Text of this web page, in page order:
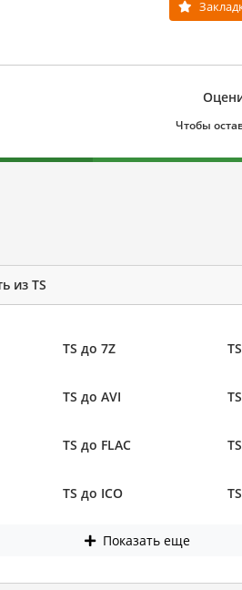
Чтобы
из TS
TS до 7Z
TS до AVI
TS до FLAC
TS до ICO
Показать еще